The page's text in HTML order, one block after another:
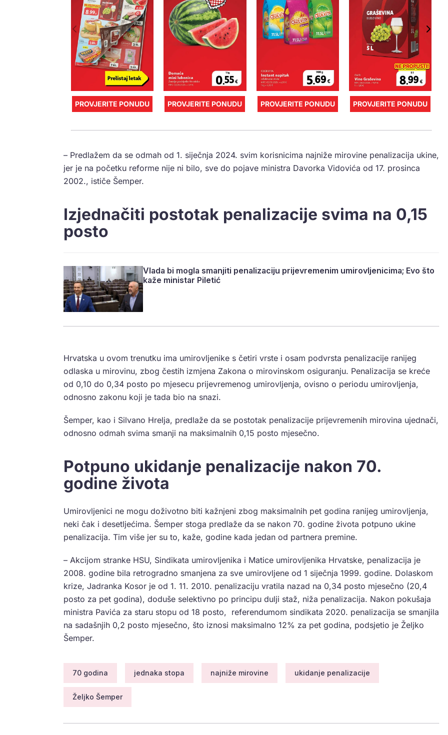
PROVJERITE PONUDU PROVJERITE PONUDU PROVJERITE PONUDU PROVJERITE PONUDU
– Predlažem da se odmah od 1. siječnja 2024. svim korisnicima najniže mirovine penalizacija ukine,
jer je na početku reforme nije ni bilo, sve do pojave ministra Davorka Vidovića od 17. prosinca
2002., ističe Šemper.
Izjednačiti postotak penalizacije svima na 0,15
posto
Vlada bi mogla smanjiti penalizaciju prijevremenim umirovljenicima; Evo što
kaže ministar Piletić
Hrvatska u ovom trenutku ima umirovljenike s četiri vrste i osam podvrsta penalizacije ranijeg
odlaska u mirovinu, zbog čestih izmjena Zakona o mirovinskom osiguranju. Penalizacija se kreće
od 0,10 do 0,34 posto po mjesecu prijevremenog umirovljenja, ovisno o periodu umirovljenja,
odnosno zakonu koji je tada bio na snazi.
Šemper, kao i Silvano Hrelja, predlaže da se postotak penalizacije prijevremenih mirovina ujednači,
odnosno odmah svima smanji na maksimalnih 0,15 posto mjesečno.
Potpuno ukidanje penalizacije nakon 70.
godine života
Umirovljenici ne mogu doživotno biti kažnjeni zbog maksimalnih pet godina ranijeg umirovljenja,
neki čak i desetljećima. Šemper stoga predlaže da se nakon 70. godine života potpuno ukine
penalizacija. Tim više jer su to, kaže, godine kada jedan od partnera premine.
– Akcijom stranke HSU, Sindikata umirovljenika i Matice umirovljenika Hrvatske, penalizacija je
2008. godine bila retrogradno smanjena za sve umirovljene od 1 siječnja 1999. godine. Dolaskom
krize, Jadranka Kosor je od 1. 11. 2010. penalizaciju vratila nazad na 0,34 posto mjesečno (20,4
posto za pet godina), doduše selektivno po principu dulji staž, niža penalizacija. Nakon pokušaja
ministra Pavića za staru stopu od 18 posto, referendumom sindikata 2020. penalizacija se smanjila
na sadašnjih 0,2 posto mjesečno, što iznosi maksimalno 12% za pet godina, podsjetio je Željko
Šemper.
70 godina jednaka stopa najniže mirovine ukidanje penalizacije
Željko Šemper